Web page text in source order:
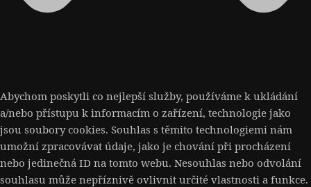
Abychom poskytli co nejlepší služby, používáme k ukládání
a/nebo přístupu k informacím o zařízení, technologie jako
jsou soubory cookies. Souhlas s těmito technologiemi nám
umožní zpracovávat údaje, jako je chování při procházení
nebo jedinečná ID na tomto webu. Nesouhlas nebo odvolání
souhlasu může nepříznivě ovlivnit určité vlastnosti a funkce.